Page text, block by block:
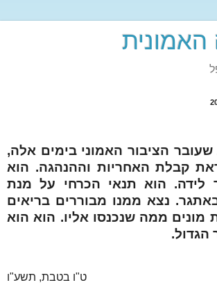
הציבור האמוני בימים אלה,
קבלת האחריות וההנהגה. הוא
הוא תנאי הכרחי על מנת
נצא ממנו מבוררים בריאים
מונים ממה שנכנסו אליו. הוא הוא
הגדול.
ט"ו בטבת, תשע"ו